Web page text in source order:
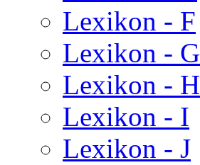
Lexikon - F
Lexikon - G
Lexikon - H
Lexikon - I
Lexikon - J